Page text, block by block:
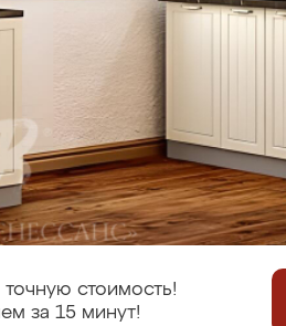
стоимость!
за 15 минут!